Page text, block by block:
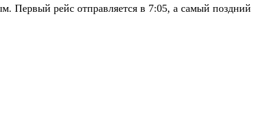
Первый рейс отправляется в 7:05, а самый поздний